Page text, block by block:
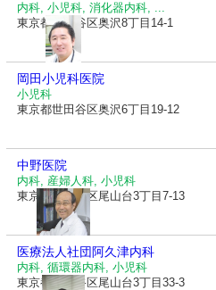
内科, 小児科, 消化器内科, ...
東京都世田谷区奥沢8丁目14-1
岡田小児科医院
小児科
東京都世田谷区奥沢6丁目19-12
中野医院
内科, 産婦人科, 小児科
東京都世田谷区尾山台3丁目7-13
医療法人社団 阿久津内科
内科, 循環器内科, 小児科
東京都世田谷区尾山台3丁目33-3